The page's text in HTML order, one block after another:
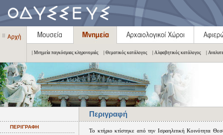
| Μνημεία παγκόσμιας κληρονομιάς | Θεματικός κατάλογος | Αλφαβητικός κατάλογος |
Περιγραφή
ΠΕΡΙΓΡΑΦΗ
Το κτήριο κτίστηκε από την Ισραηλιτική Κοινότητα